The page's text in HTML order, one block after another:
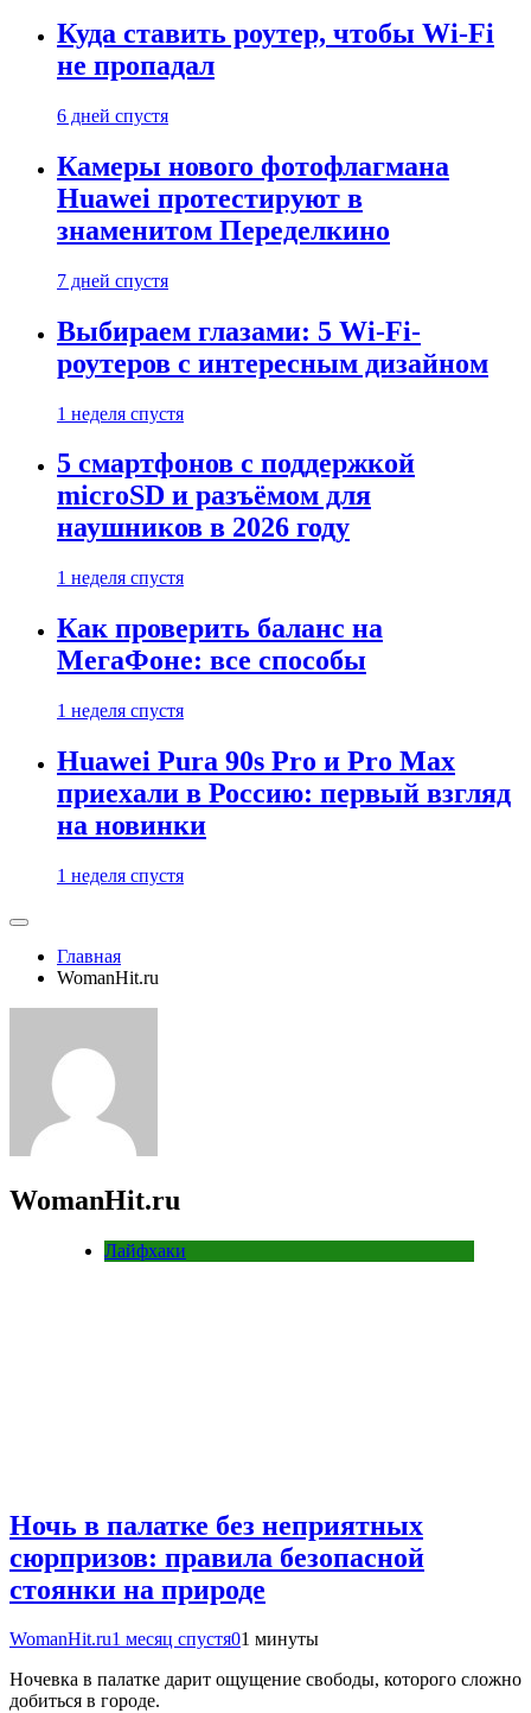
Куда ставить роутер, чтобы Wi-Fi
не пропадал
6 дней спустя
Камеры нового фотофлагмана
Huawei протестируют в
знаменитом Переделкино
7 дней спустя
Выбираем глазами: 5 Wi-Fi-
роутеров с интересным дизайном
1 неделя спустя
5 смартфонов с поддержкой
microSD и разъёмом для
наушников в 2026 году
1 неделя спустя
Как проверить баланс на
МегаФоне: все способы
1 неделя спустя
Huawei Pura 90s Pro и Pro Max
приехали в Россию: первый взгляд
на новинки
1 неделя спустя
Главная
WomanHit.ru
WomanHit.ru
Лайфхаки
Ночь в палатке без неприятных
сюрпризов: правила безопасной
стоянки на природе
WomanHit.ru1 месяц спустя01 минуты
Ночевка в палатке дарит ощущение свободы, которого сложно
добиться в городе.